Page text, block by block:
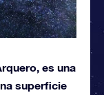
es una
superficie